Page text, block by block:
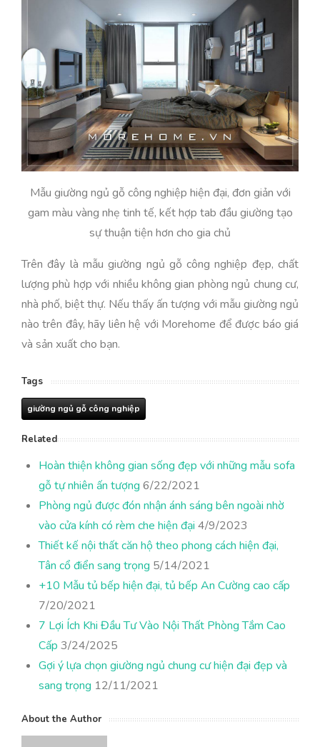
Mẫu giường ngủ gỗ công nghiệp hiện đại, đơn giản với
gam màu vàng nhẹ tinh tế, kết hợp tab đầu giường tạo
sự thuận tiện hơn cho gia chủ
Trên đây là mẫu giường ngủ gỗ công nghiệp đẹp, chất
lượng phù hợp với nhiều không gian phòng ngủ chung cư,
nhà phố, biệt thự. Nếu thấy ấn tượng với mẫu giường ngủ
nào trên đây, hãy liên hệ với Morehome để được báo giá
và sản xuất cho bạn.
Tags
giường ngủ gỗ công nghiệp
Related
Hoàn thiện không gian sống đẹp với những mẫu sofa
gỗ tự nhiên ấn tượng 6/22/2021
Phòng ngủ được đón nhận ánh sáng bên ngoài nhờ
vào cửa kính có rèm che hiện đại 4/9/2023
Thiết kế nội thất căn hộ theo phong cách hiện đại,
Tân cổ điển sang trọng 5/14/2021
+10 Mẫu tủ bếp hiện đại, tủ bếp An Cường cao cấp
7/20/2021
7 Lợi Ích Khi Đầu Tư Vào Nội Thất Phòng Tắm Cao
Cấp 3/24/2025
Gợi ý lựa chọn giường ngủ chung cư hiện đại đẹp và
sang trọng 12/11/2021
About the Author